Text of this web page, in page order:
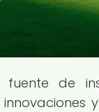
de